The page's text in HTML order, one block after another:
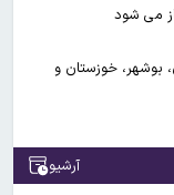
بوشهر، خوزستان و
آرشیو